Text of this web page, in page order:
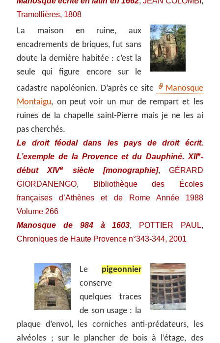
Tramollières, 1808
La maison en ruine, aux
encadrements de briques, fut sans
doute la dernière habitée : c’est la
seule qui figure encore sur le
cadastre napoléonien. D’après ce site
Manosque
Montaigu, on peut voir un mur de rempart et les
ruines de la chapelle saint-Pierre mais je ne les ai
pas cherchés.
Le droit féodal dans les pays de droit écrit.
L’exemple de la Provence et du Dauphiné. XIIe-
début XIVe siècle [monographie], GÉRARD
GIORDANENGO,
Bibliothèque des Écoles
françaises d’Athènes et de Rome Année 1988
Volume 266
Manosque de 984 à 1603, POTTIER PAUL,
Chroniques de Haute Provence n°343-344, 2001
Le pigeonnier
conserve
quelques traces
de son usage : la
plaque d’envol, les corniches anti-prédateurs, les
alvéoles ; sur le plancher de bois à l’étage, des